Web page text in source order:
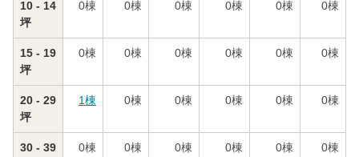
10 - 14
坪
0棟 0棟 0棟 0棟 0棟 0棟
15 - 19
坪
0棟 0棟 0棟 0棟 0棟 0棟
20 - 29
坪
1棟 0棟 0棟 0棟 0棟 0棟
30 - 39
0棟 0棟 0棟 0棟 0棟 0棟